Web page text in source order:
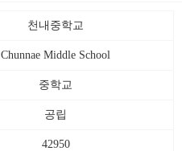
천내중학교
Chunnae Middle School
중학교
공립
42950